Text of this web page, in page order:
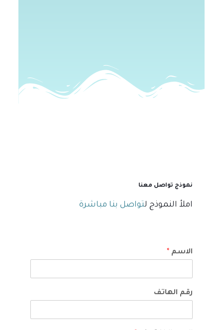
نموذج تواصل معنا
املأ النموذج لتواصل بنا مباشرة
الاسم *
رقم الهاتف